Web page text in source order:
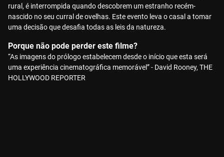
rural, é interrompida quando descobrem um estranho recém-
nascido no seu curral de ovelhas. Este evento leva o casal a tomar
uma decisão que desafia todas as leis da natureza.
Porque não pode perder este filme?
“As imagens do prólogo estabelecem desde o início que esta será
uma experiência cinematográfica memorável” - David Rooney, THE
HOLLYWOOD REPORTER